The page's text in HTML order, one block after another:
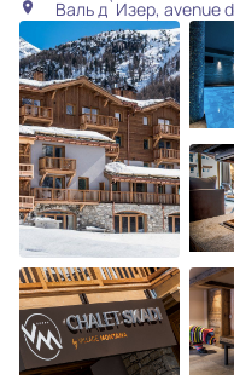
location_on
Валь д`Изер, avenue